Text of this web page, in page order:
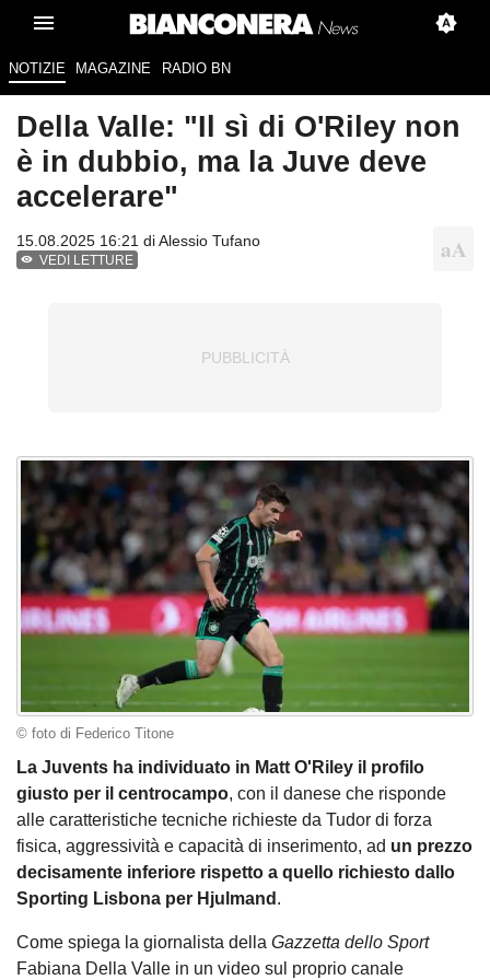
NOTIZIE MAGAZINE RADIO BN
Della Valle: "Il sì di O'Riley non
è in dubbio, ma la Juve deve
accelerare"
15.08.2025 16:21 diAlessio Tufano
VEDI LETTURE
© foto di Federico Titone
La Juvents ha individuato in Matt O'Riley il profilo
giusto per il centrocampo, con il danese che risponde
alle caratteristiche tecniche richieste da Tudor di forza
fisica, aggressività e capacità di inserimento, ad un prezzo
decisamente inferiore rispetto a quello richiesto dallo
Sporting Lisbona per Hjulmand .
Come spiega la giornalista della Gazzetta dello Sport
Fabiana Della Valle in un video sul proprio canale